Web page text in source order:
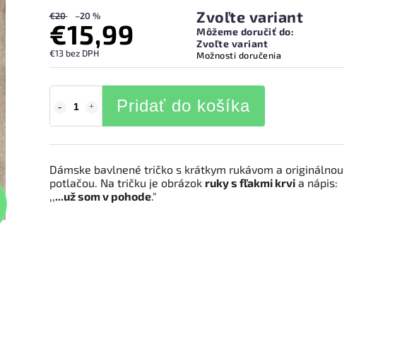
€20 –20 %
€15,99
€13 bez DPH
Zvoľte variant
Môžeme doručiť do:
Zvoľte variant
Možnosti doručenia
Pridať do košíka
Dámske bavlnené tričko s krátkym rukávom a originálnou
potlačou. Na tričku je obrázok ruky s fľakmi krvia nápis:
,,...už som v pohode."